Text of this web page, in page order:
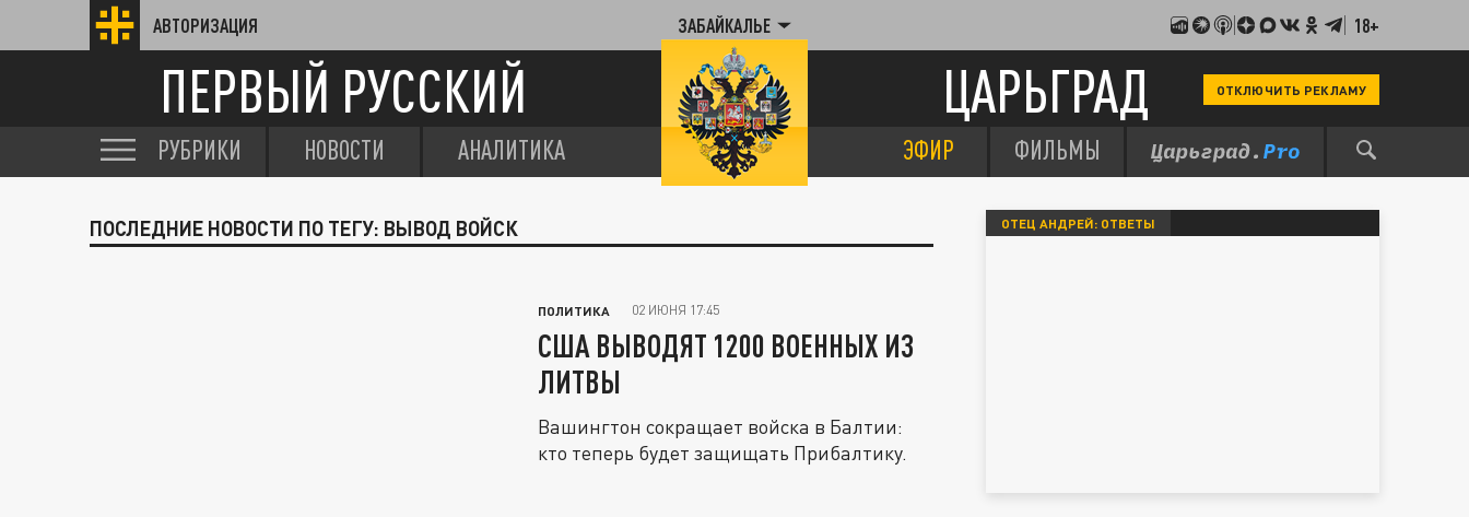
АВТОРИЗАЦИЯ ЗАБАЙКАЛЬЕ 18+
ПЕРВЫЙ РУССКИЙ ЦАРЬГРАД ОТКЛЮЧИТЬ РЕКЛАМУ
РУБРИКИ НОВОСТИ АНАЛИТИКА ЭФИР ФИЛЬМЫ
ПОСЛЕДНИЕ НОВОСТИ ПО ТЕГУ: ВЫВОД ВОЙСК
ПОЛИТИКА 02 ИЮНЯ 17:45
США ВЫВОДЯТ 1200 ВОЕННЫХ ИЗ
ЛИТВЫ
Вашингтон сокращает войска в Балтии:
кто теперь будет защищать Прибалтику.
ОТЕЦ АНДРЕЙ: ОТВЕТЫ